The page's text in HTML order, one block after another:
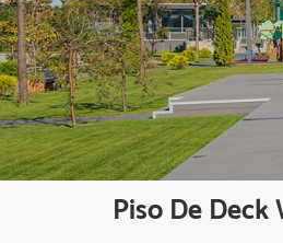
Piso De